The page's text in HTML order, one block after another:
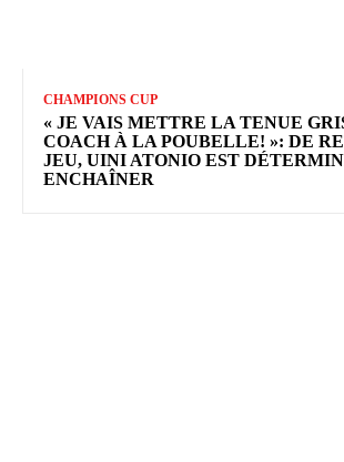
CHAMPIONS CUP
« JE VAIS METTRE LA TENUE
COACH À LA POUBELLE! »: DE
JEU, UINI ATONIO EST
ENCHAÎNER